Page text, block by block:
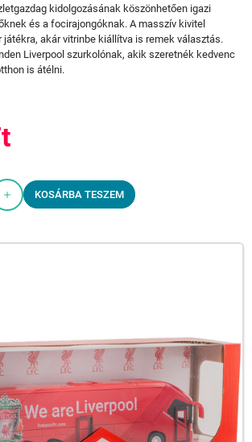
kidolgozásának köszönhetően igazi
és a focirajongóknak. A masszív kivitel
akár vitrinbe kiállítva is remek választás.
Liverpool szurkolónak, akik szeretnék kedvenc
is átélni.
KOSÁRBA TESZEM